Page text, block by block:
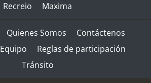
Recreio
Maxima
Quienes Somos
Contáctenos
Equipo
Reglas de participación
Tránsito